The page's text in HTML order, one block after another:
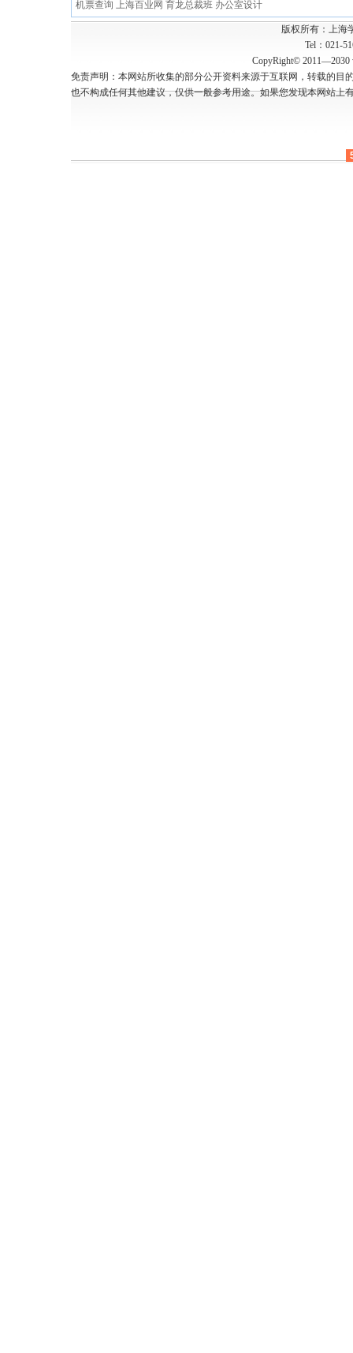
机票查询 上海百业网 育龙总裁班 办公室设计
版权所有：上
Tel：021-
CopyRight© 2011—2030
免责声明：本网站所收集的部分公开资料来源于互联网，转载的
也不构成任何其他建议，仅供一般参考用途。如果您发现本网站